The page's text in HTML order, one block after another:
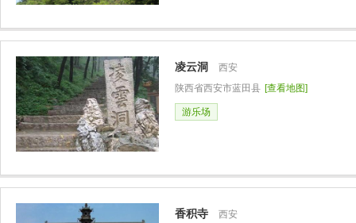
凌云洞
西安
陕西省西安市蓝田县 [查看地图]
游乐场
香积寺
西安